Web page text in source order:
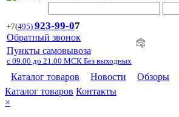
+7(495) 923-99-07
Обратный звонок
Пункты самовывоза
с 09.00 до 21.00 МСК Без выходных
Каталог товаров Новости Обзоры
Каталог товаров Контакты
×